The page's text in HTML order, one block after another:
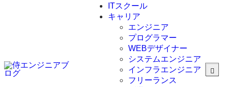
C言語
C#
VBA
Go言語
Kotlin
Java
JavaScript
ITスクール
キャリア
エンジニア
プログラマー
WEBデザイナー
システムエンジニア
インフラエンジニア
フリーランス